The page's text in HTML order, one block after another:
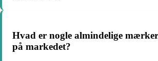
Hvad er nogle almindelige
på markedet?